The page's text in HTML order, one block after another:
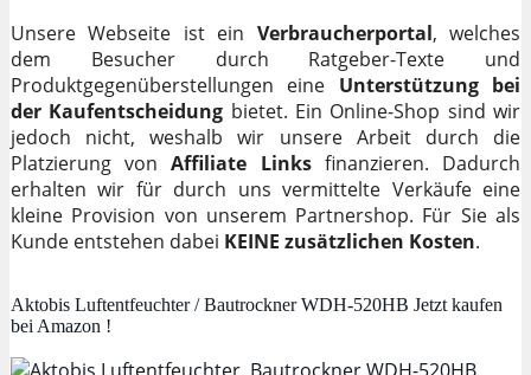
Unsere Webseite ist ein Verbraucherportal, welches
dem Besucher durch Ratgeber-Texte und
Produktgegenüberstellungen eine Unterstützung bei
der Kaufentscheidung bietet. Ein Online-Shop sind wir
jedoch nicht, weshalb wir unsere Arbeit durch die
Platzierung vonAffiliate Linksfinanzieren. Dadurch
erhalten wir für durch uns vermittelte Verkäufe eine
kleine Provision von unserem Partnershop. Für Sie als
Kunde entstehen dabei KEINE zusätzlichen Kosten.
Aktobis Luftentfeuchter / Bautrockner WDH-520HB Jetzt kaufen
bei Amazon !